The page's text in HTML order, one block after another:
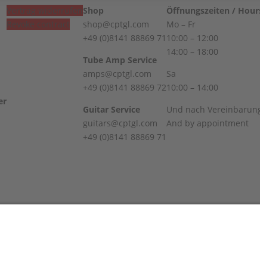
Vertrag widerrufen
Revoke contract
Shop
shop@cptgl.com
+49 (0)8141 88869 71
Tube Amp Service
amps@cptgl.com
+49 (0)8141 88869 72
Guitar Service
guitars@cptgl.com
+49 (0)8141 88869 71
Öffnungszeiten /
Mo – Fr
10:00 – 12:00
14:00 – 18:00
Sa
10:00 – 14:00
Und nach
And by appointment
Lounge | Powered by WordPress | Copyright 2010-2026 ©